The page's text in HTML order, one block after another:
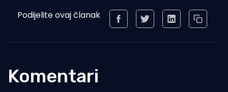
Podijelite ovaj članak
Komentari